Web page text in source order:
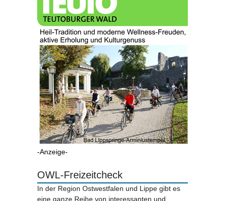
-Anzeige-
OWL-Freizeitcheck
In der Region Ostwestfalen und Lippe gibt es
eine ganze Reihe von interessanten und